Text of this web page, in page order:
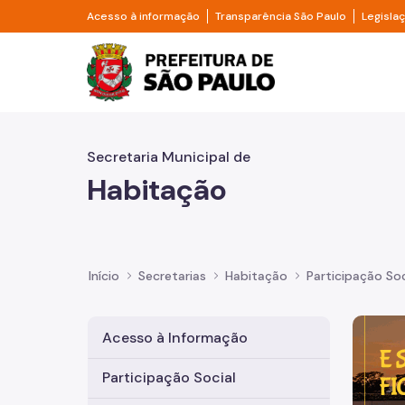
Pular para o Conteúdo principal
Acesso à informação Divisor de acesso à informação
Transparência São Paulo Divisor
Prefeitura de São
Secretaria Municipal de
Habitação
Início Secretarias Habitação Participação
Acesso à Informação
Participação Social